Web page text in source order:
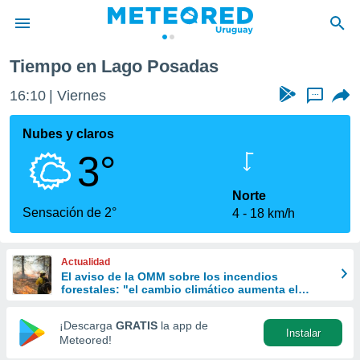
de
ha
calidad.
a este
las
y
forma
digital
basada
Tiempo en Lago Posadas
16:10 Viernes ...
Nubes y claros
3°
Sensación de 2°
Norte
4
18 km/h
Actualidad
El aviso de la OMM sobre los incendios
forestales: "el cambio climático aumenta el
¡Descarga GRATIS la app de
Meteored!
Instalar